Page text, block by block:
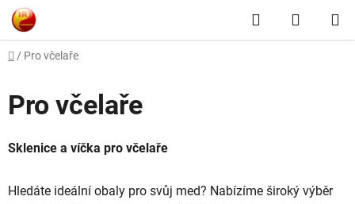
Prejsť
na
obsah
Hľadať
KOŠÍK
Domov
/ Pro včelaře
Pro včelaře
Sklenice a víčka pro včelaře
Hledáte ideální obaly pro svůj med? Nabízíme široký výběr